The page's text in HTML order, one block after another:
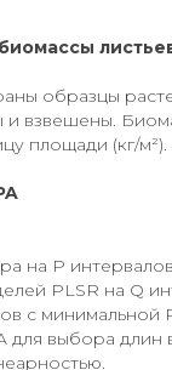
образцы
и взвешены.
площади (кг/м²).
на P
PLSR на Q
с минимальной
выбора длин